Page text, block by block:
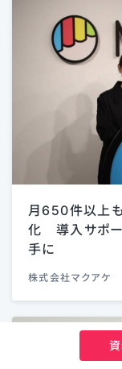
月650件以上
化 導入サポー
手に
株式会社マクアケ
資